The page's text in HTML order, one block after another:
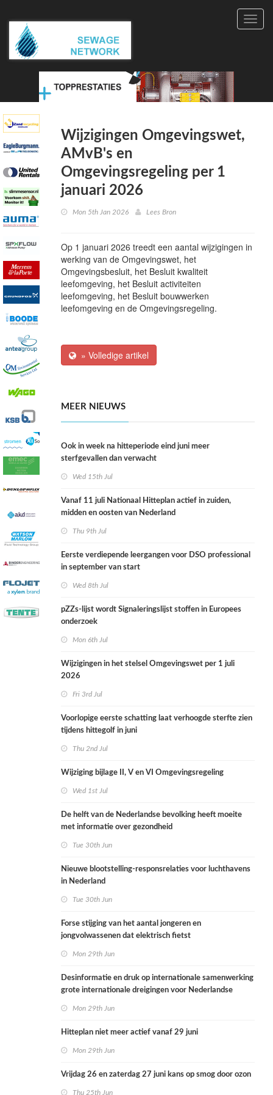
Wijzigingen Omgevingswet,
AMvB's en
Omgevingsregeling per 1
januari 2026
Mon 5th Jan 2026 Lees Bron
Op 1 januari 2026 treedt een aantal wijzigingen in
werking van de Omgevingswet, het
Omgevingsbesluit, het Besluit kwaliteit
leefomgeving, het Besluit activiteiten
leefomgeving, het Besluit bouwwerken
leefomgeving en de Omgevingsregeling.
» Volledige artikel
MEER NIEUWS
Ook in week na hitteperiode eind juni meer
sterfgevallen dan verwacht
Wed 15th Jul
Vanaf 11 juli Nationaal Hitteplan actief in zuiden,
midden en oosten van Nederland
Thu 9th Jul
Eerste verdiepende leergangen voor DSO professional
in september van start
Wed 8th Jul
pZZs-lijst wordt Signaleringslijst stoffen in Europees
onderzoek
Mon 6th Jul
Wijzigingen in het stelsel Omgevingswet per 1 juli
2026
Fri 3rd Jul
Voorlopige eerste schatting laat verhoogde sterfte zien
tijdens hittegolf in juni
Thu 2nd Jul
Wijziging bijlage II, V en VI Omgevingsregeling
Wed 1st Jul
De helft van de Nederlandse bevolking heeft moeite
met informatie over gezondheid
Tue 30th Jun
Nieuwe blootstelling-responsrelaties voor luchthavens
in Nederland
Tue 30th Jun
Forse stijging van het aantal jongeren en
jongvolwassenen dat elektrisch fietst
Mon 29th Jun
Desinformatie en druk op internationale samenwerking
grote internationale dreigingen voor Nederlandse
Mon 29th Jun
Hitteplan niet meer actief vanaf 29 juni
Mon 29th Jun
Vrijdag 26 en zaterdag 27 juni kans op smog door ozon
Thu 25th Jun